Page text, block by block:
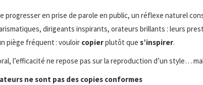
progresser en prise de parole en public, un réflexe naturel
dirigeants inspirants, orateurs brillants : leurs
piège fréquent : vouloir copierplutôt que s’inspirer.
l’efficacité ne repose pas sur la reproduction d’un style…
ne sont pas des copies conformes